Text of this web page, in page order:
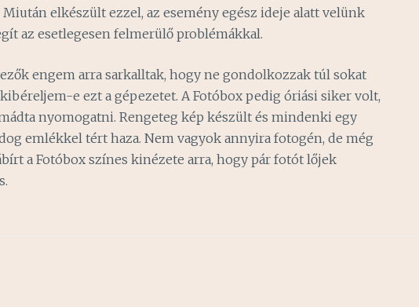
elkészült ezzel, az esemény egész ideje alatt velünk
az esetlegesen felmerülő problémákkal.
engem arra sarkalltak, hogy ne gondolkozzak túl sokat
e ezt a gépezetet. A Fotóbox pedig óriási siker volt,
nyomogatni. Rengeteg kép készült és mindenki egy
emlékkel tért haza. Nem vagyok annyira fotogén, de még
a Fotóbox színes kinézete arra, hogy pár fotót lőjek